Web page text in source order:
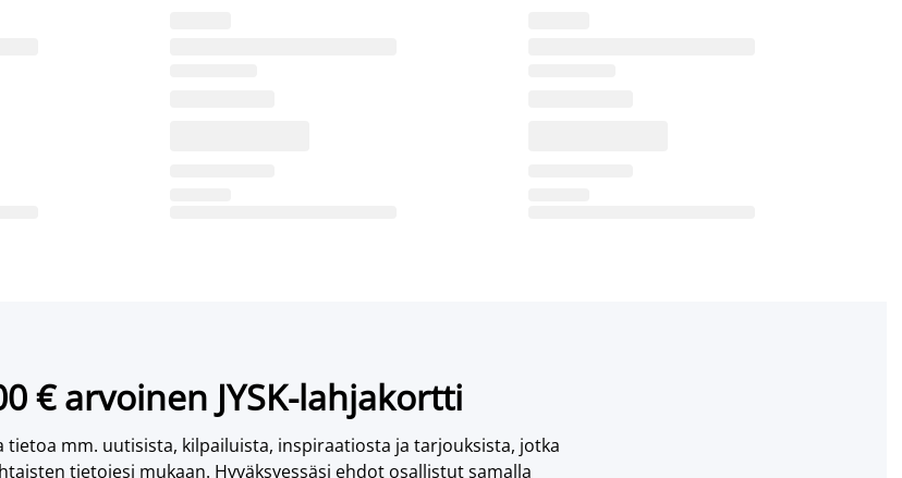
€ arvoinen JYSK-lahjakortti
tietoa mm. uutisista, kilpailuista, inspiraatiosta ja tarjouksista, jotka
tietojesi mukaan. Hyväksyessäsi ehdot osallistut samalla